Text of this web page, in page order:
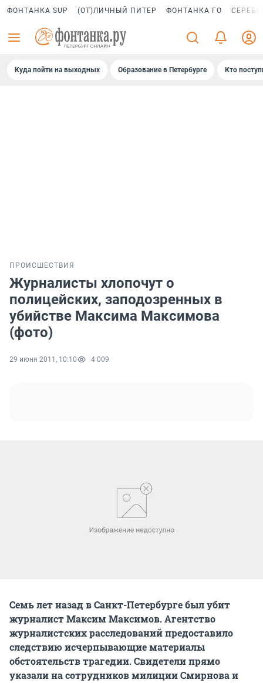
ФОНТАНКА SUP (ОТ)ЛИЧНЫЙ ПИТЕР ФОНТАНКА ГО
Куда пойти на выходных Образование в Петербурге Кто
ПРОИСШЕСТВИЯ
Журналисты хлопочут о
полицейских, заподозренных в
убийстве Максима Максимова
(фото)
29 июня 2011, 10:10 4 009
Семь лет назад в Санкт-Петербурге был убит
журналист Максим Максимов. Агентство
журналистских расследований предоставило
следствию исчерпывающие материалы
обстоятельств трагедии. Свидетели прямо
указали на сотрудников милиции Смирнова и